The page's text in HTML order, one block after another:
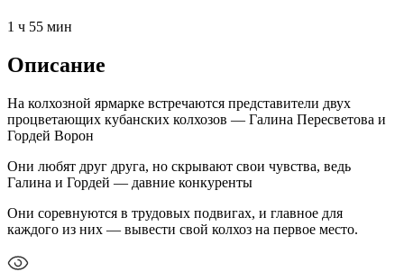
1 ч 55 мин
Описание
На колхозной ярмарке встречаются представители двух
процветающих кубанских колхозов — Галина Пересветова и
Гордей Ворон
Они любят друг друга, но скрывают свои чувства, ведь
Галина и Гордей — давние конкуренты
Они соревнуются в трудовых подвигах, и главное для
каждого из них — вывести свой колхоз на первое место.